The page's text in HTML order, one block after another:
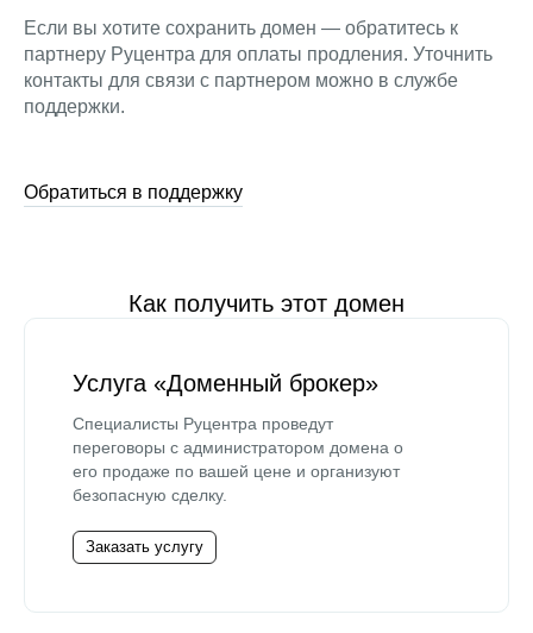
Если вы хотите сохранить домен — обратитесь к
партнеру Руцентра для оплаты продления. Уточнить
контакты для связи с партнером можно в службе
поддержки.
Обратиться в поддержку
Как получить этот домен
Услуга «Доменный брокер»
Специалисты Руцентра проведут
переговоры с администратором домена о
его продаже по вашей цене и организуют
безопасную сделку.
Заказать услугу